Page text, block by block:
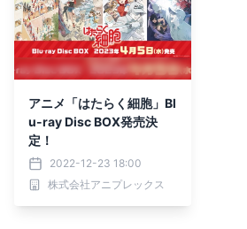
アニメ「はたらく細胞」Bl
u-ray Disc BOX発売決
定！
2022-12-23 18:00
株式会社アニプレックス